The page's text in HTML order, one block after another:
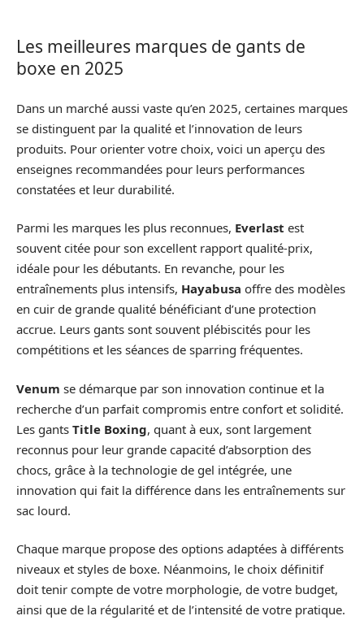
Les meilleures marques de gants de
boxe en 2025
Dans un marché aussi vaste qu’en 2025, certaines marques
se distinguent par la qualité et l’innovation de leurs
produits. Pour orienter votre choix, voici un aperçu des
enseignes recommandées pour leurs performances
constatées et leur durabilité.
Parmi les marques les plus reconnues, Everlast est
souvent citée pour son excellent rapport qualité-prix,
idéale pour les débutants. En revanche, pour les
entraînements plus intensifs, Hayabusa offre des modèles
en cuir de grande qualité bénéficiant d’une protection
accrue. Leurs gants sont souvent plébiscités pour les
compétitions et les séances de sparring fréquentes.
Venum se démarque par son innovation continue et la
recherche d’un parfait compromis entre confort et solidité.
Les gants Title Boxing, quant à eux, sont largement
reconnus pour leur grande capacité d’absorption des
chocs, grâce à la technologie de gel intégrée, une
innovation qui fait la différence dans les entraînements sur
sac lourd.
Chaque marque propose des options adaptées à différents
niveaux et styles de boxe. Néanmoins, le choix définitif
doit tenir compte de votre morphologie, de votre budget,
ainsi que de la régularité et de l’intensité de votre pratique.